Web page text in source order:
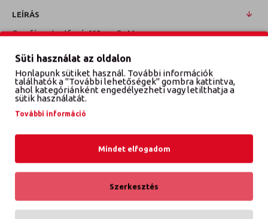
LEÍRÁS
C-pofás patentfogó 460mm Cr-Mo
VÉLEMÉNYEK
Süti használat az oldalon
Honlapunk sütiket használ. További információk
találhatók a "További lehetőségek" gombra kattintva,
ahol kategóriánként engedélyezheti vagy letilthatja a
sütik használatát.
További információ
Mindet elfogadom
Szerkesztés